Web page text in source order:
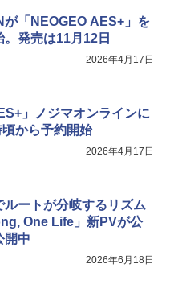
「NEOGEO AES+」を
発売は11月12日
2026年4月17日
」ノジマオンラインに
から予約開始
2026年4月17日
ルートが分岐するリズム
One Life」新PVが公
開中
2026年6月18日